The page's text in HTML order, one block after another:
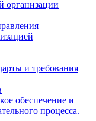
организации
и требования
обеспечение и
процесса.